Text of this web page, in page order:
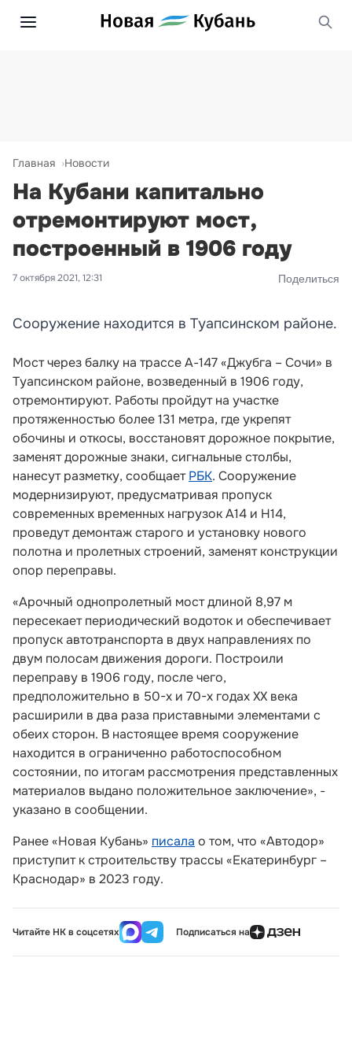
Главная Новости
На Кубани капитально
отремонтируют мост,
построенный в 1906 году
7 октября 2021, 12:31 Поделиться
Сооружение находится в Туапсинском районе.
Мост через балку на трассе А-147 «Джубга – Сочи» в
Туапсинском районе, возведенный в 1906 году,
отремонтируют. Работы пройдут на участке
протяженностью более 131 метра, где укрепят
обочины и откосы, восстановят дорожное покрытие,
заменят дорожные знаки, сигнальные столбы,
нанесут разметку, сообщаетРБК. Сооружение
модернизируют, предусматривая пропуск
современных временных нагрузок А14 и Н14,
проведут демонтаж старого и установку нового
полотна и пролетных строений, заменят конструкции
опор переправы.
«Арочный однопролетный мост длиной 8,97 м
пересекает периодический водоток и обеспечивает
пропуск автотранспорта в двух направлениях по
двум полосам движения дороги. Построили
переправу в 1906 году, после чего,
предположительно в 50-х и 70-х годах ХХ века
расширили в два раза приставными элементами с
обеих сторон. В настоящее время сооружение
находится в ограниченно работоспособном
состоянии, по итогам рассмотрения представленных
материалов выдано положительное заключение», -
указано в сообщении.
Ранее «Новая Кубань» писала о том, что «Автодор»
приступит к строительству трассы «Екатеринбург –
Краснодар» в 2023 году.
Читайте НК в соцсетях Подписаться на